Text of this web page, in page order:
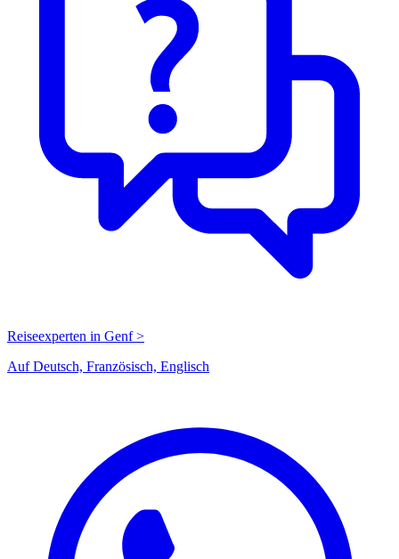
Reiseexperten in Genf >
Auf Deutsch, Französisch, Englisch